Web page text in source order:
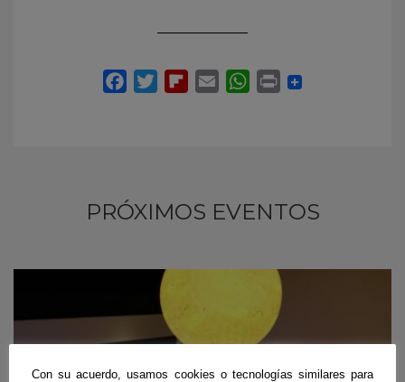
PRÓXIMOS EVENTOS
Con su acuerdo, usamos cookies o tecnologías similares para